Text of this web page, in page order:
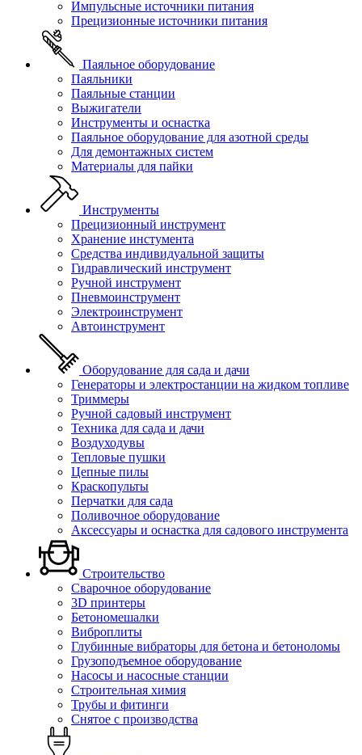
Импульсные источники питания
Прецизионные источники питания
Паяльное оборудование
Паяльники
Паяльные станции
Выжигатели
Инструменты и оснастка
Паяльное оборудование для азотной среды
Для демонтажных систем
Материалы для пайки
Инструменты
Прецизионный инструмент
Хранение инстумента
Средства индивидуальной защиты
Гидравлический инструмент
Ручной инструмент
Пневмоинструмент
Электроинструмент
Автоинструмент
Оборудование для сада и дачи
Генераторы и электростанции на жидком топливе
Триммеры
Ручной садовый инструмент
Техника для сада и дачи
Воздуходувы
Тепловые пушки
Цепные пилы
Краскопульты
Перчатки для сада
Поливочное оборудование
Аксессуары и оснастка для садового инструмента
Строительство
Сварочное оборудование
3D принтеры
Бетономешалки
Виброплиты
Глубинные вибраторы для бетона и бетоноломы
Грузоподъемное оборудование
Насосы и насосные станции
Строительная химия
Трубы и фитинги
Снятое с производства